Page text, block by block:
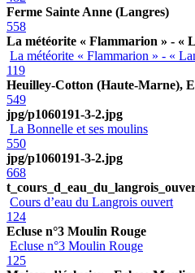
Ferme Sainte Anne (Langres)
558
La météorite « Flammarion » - «
La météorite « Flammarion » - «
119
Heuilley-Cotton (Haute-Marne),
549
jpg/p1060191-3-2.jpg
La Bonnelle et ses moulins
550
jpg/p1060191-3-2.jpg
668
Cours d’eau du Langrois ouvert
124
Ecluse n°3 Moulin Rouge
Ecluse n°3 Moulin Rouge
125